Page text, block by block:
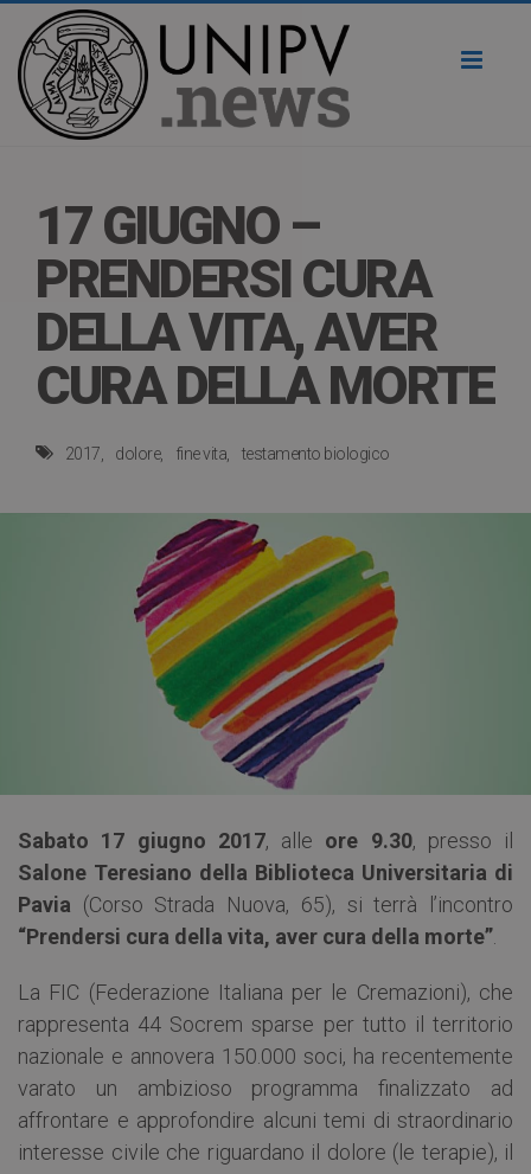
17 GIUGNO –
PRENDERSI CURA
DELLA VITA, AVER
CURA DELLA MORTE
2017 dolore fine vita testamento biologico
Sabato 17 giugno 2017, alle ore 9.30, presso il
Salone Teresiano della Biblioteca Universitaria di
Pavia (Corso Strada Nuova, 65), si terrà l’incontro
“Prendersi cura della vita, aver cura della morte”
La FIC (Federazione Italiana per le Cremazioni), che
rappresenta 44 Socrem sparse per tutto il territorio
nazionale e annovera 150.000 soci, ha recentemente
varato un ambizioso programma finalizzato ad
affrontare e approfondire alcuni temi di straordinario
interesse civile che riguardano il dolore (le terapie), il